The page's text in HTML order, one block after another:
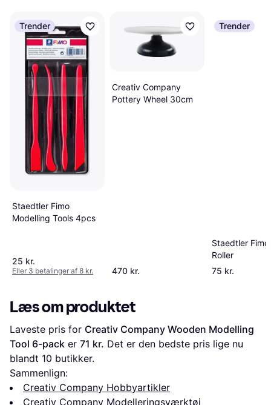
Trender
Staedtler Fimo
Modelling Tools 4pcs
25 kr.
Eller 3 betalinger af 8 kr.
Creativ Company
Pottery Wheel 30cm
470 kr.
Trender
Staedtler
Roller
75 kr.
Læs om produktet
Laveste pris for Creativ Company Wooden Modelling
Tool 6-pack er 71 kr. Det er den bedste pris lige nu
blandt 10 butikker.
Sammenlign:
Creativ Company Hobbyartikler
Creativ Company Modelleringsværktøj